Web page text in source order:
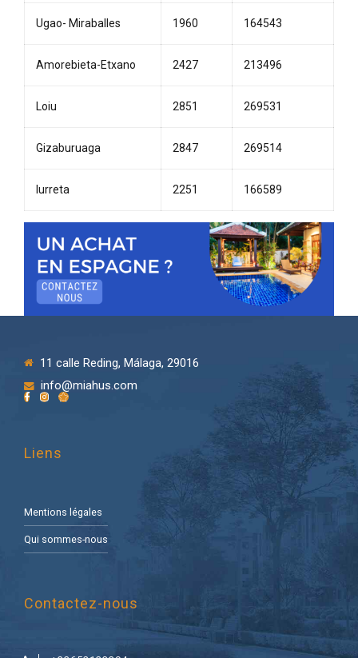
Ugao- Miraballes 1960 164543
Amorebieta-Etxano 2427 213496
Loiu 2851 269531
Gizaburuaga 2847 269514
Iurreta 2251 166589
11 calle Reding, Málaga, 29016
info@miahus.com
Liens
Mentions légales
Qui sommes-nous
Contactez-nous